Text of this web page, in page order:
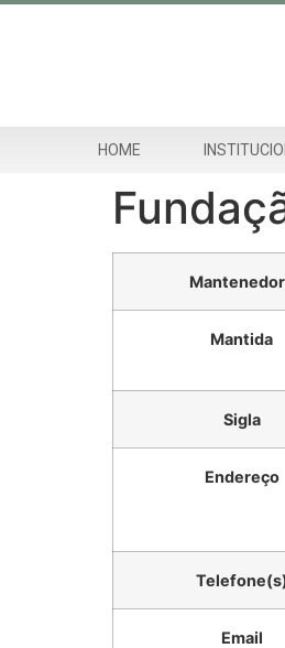
HOME
Mantida
Sigla
Endereço
Email